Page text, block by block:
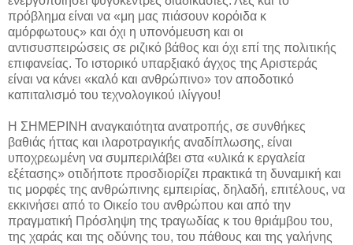
πρόβλημα είναι να «μη μας πιάσουν κορόιδα κ
αμόρφωτους» και όχι η υπονόμευση και οι
αντισυσπειρώσεις σε ριζικό βάθος και όχι επί της πολιτικής
επιφανείας. Το ιστορικό υπαρξιακό άγχος της Αριστεράς
είναι να κάνει «καλό και ανθρώπινο» τον αποδοτικό
καπιταλισμό του τεχνολογικού ιλίγγου!
Η ΣΗΜΕΡΙΝΗ αναγκαιότητα ανατροπής, σε συνθήκες
βαθιάς ήττας και ιλαροτραγικής αναδίπλωσης, είναι
υποχρεωμένη να συμπεριλάβει στα «υλικά κ εργαλεία
εξέτασης» οτιδήποτε προσδιορίζει πρακτικά τη δυναμική και
τις μορφές της ανθρώπινης εμπειρίας, δηλαδή, επιτέλους, να
εκκινήσει από το Οικείο του ανθρώπου και από την
πραγματική Πρόσληψη της τραγωδίας κ του θριάμβου του,
της χαράς και της οδύνης του, του πάθους και της γαλήνης